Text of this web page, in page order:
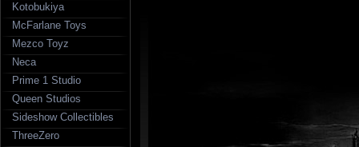
Kotobukiya
McFarlane Toys
Mezco Toyz
Neca
Prime 1 Studio
Queen Studios
Sideshow Collectibles
ThreeZero